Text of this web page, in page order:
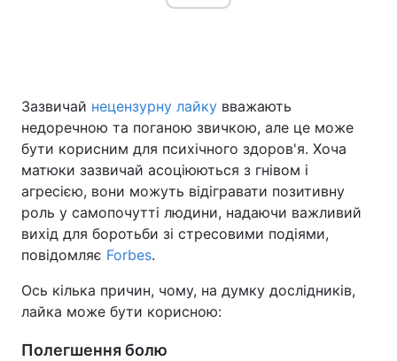
Зазвичай нецензурну лайку вважають
недоречною та поганою звичкою, але це може
бути корисним для психічного здоров'я. Хоча
матюки зазвичай асоціюються з гнівом і
агресією, вони можуть відігравати позитивну
роль у самопочутті людини, надаючи важливий
вихід для боротьби зі стресовими подіями,
повідомляє Forbes.
Ось кілька причин, чому, на думку дослідників,
лайка може бути корисною:
Полегшення болю